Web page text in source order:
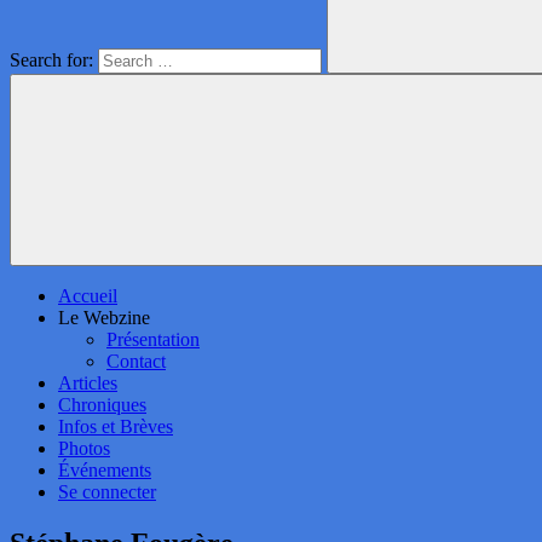
Search for:
Accueil
Le Webzine
Présentation
Contact
Articles
Chroniques
Infos et Brèves
Photos
Événements
Se connecter